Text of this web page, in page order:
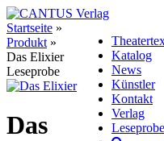
Katalog
News
Künstler
Kontakt
Verlag
Startseite »
Produkt »
Das Elixier
Leseprobe
Das